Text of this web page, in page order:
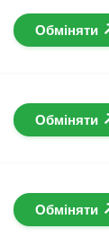
Обміняти
Обміняти
Обміняти